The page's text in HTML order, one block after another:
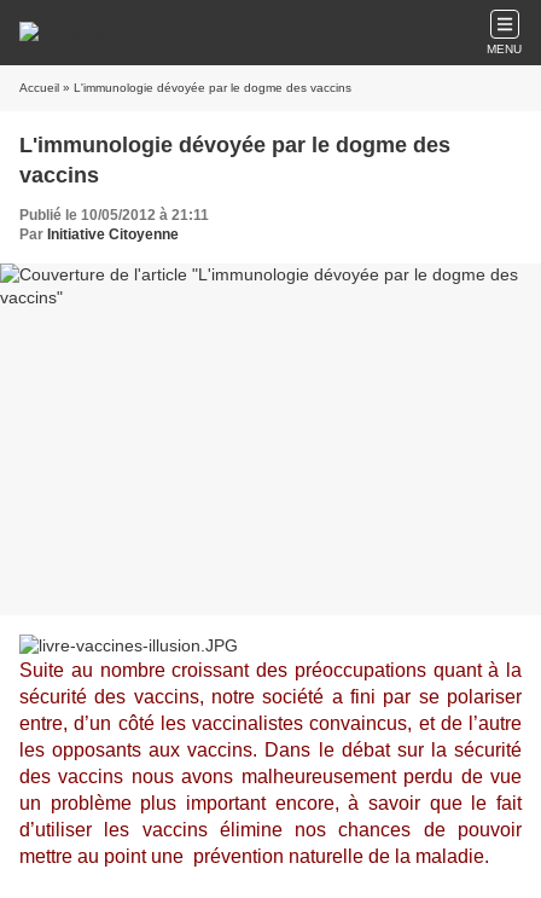
MENU
Accueil » L'immunologie dévoyée par le dogme des vaccins
L'immunologie dévoyée par le dogme des
vaccins
Publié le 10/05/2012 à 21:11
Par Initiative Citoyenne
Suite au nombre croissant des préoccupations quant à la
sécurité des vaccins, notre société a fini par se polariser
entre, d’un côté les vaccinalistes convaincus, et de l’autre
les opposants aux vaccins. Dans le débat sur la sécurité
des vaccins nous avons malheureusement perdu de vue
un problème plus important encore, à savoir que le fait
d’utiliser les vaccins élimine nos chances de pouvoir
mettre au point une prévention naturelle de la maladie.